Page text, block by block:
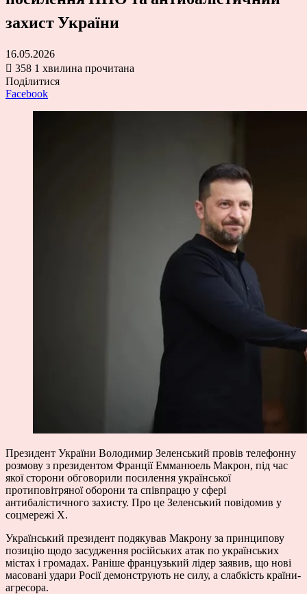
захист України
16.05.2026
358 1 хвилина прочитана
Поділитися
Facebook
Президент України Володимир Зеленський провів телефонну
розмову з президентом Франції Емманюель Макрон, під час
якої сторони обговорили посилення української
протиповітряної оборони та співпрацю у сфері
антибалістичного захисту. Про це Зеленський повідомив у
соцмережі X.
Український президент подякував Макрону за принципову
позицію щодо засудження російських атак по українських
містах і громадах. Раніше французький лідер заявив, що нові
масовані удари Росії демонструють не силу, а слабкість країни-
агресора.